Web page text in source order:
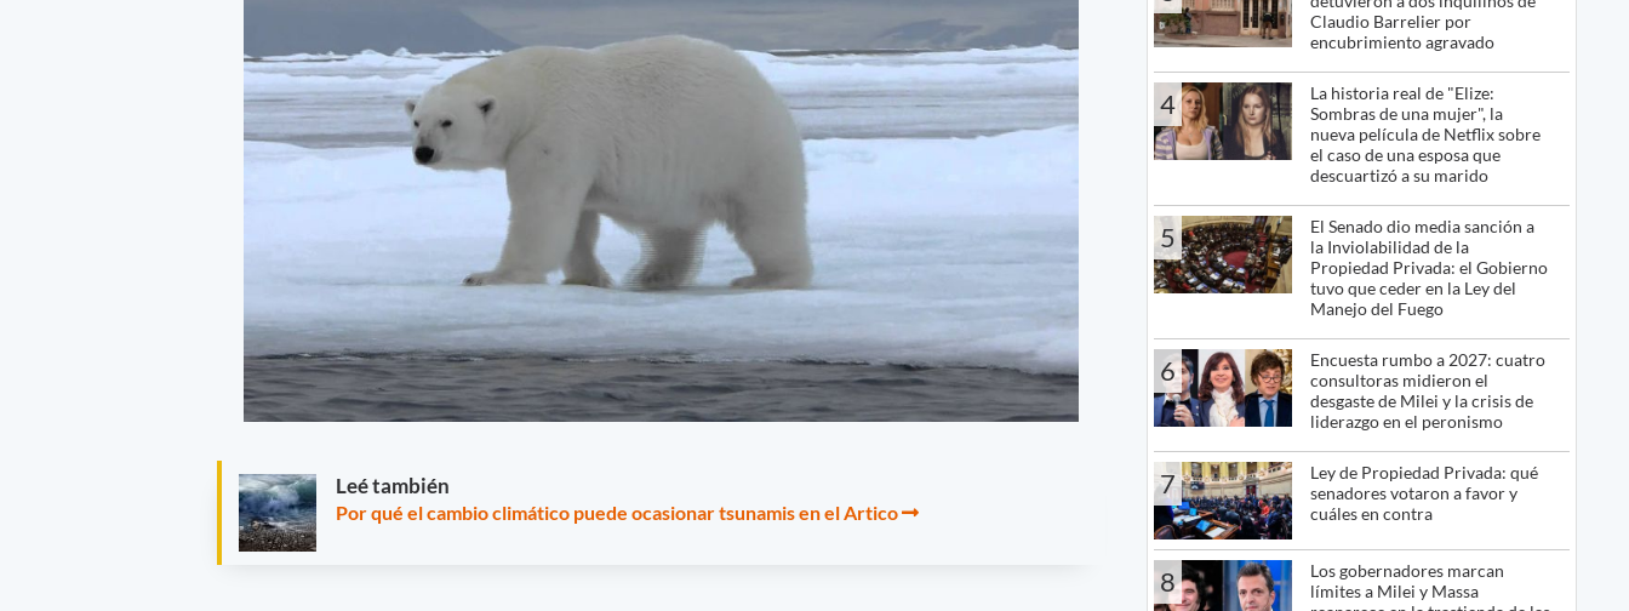
Leé también
Por qué el cambio climático puede ocasionar tsunamis en el Artico
Claudio Barrelier por
encubrimiento agravado
4
La historia real de "Elize:
Sombras de una mujer", la
nueva película de Netflix sobre
el caso de una esposa que
descuartizó a su marido
5
El Senado dio media sanción a
la Inviolabilidad de la
Propiedad Privada: el Gobierno
tuvo que ceder en la Ley del
Manejo del Fuego
6
Encuesta rumbo a 2027: cuatro
consultoras midieron el
desgaste de Milei y la crisis de
liderazgo en el peronismo
7
Ley de Propiedad Privada: qué
senadores votaron a favor y
cuáles en contra
8
Los gobernadores marcan
límites a Milei y Massa